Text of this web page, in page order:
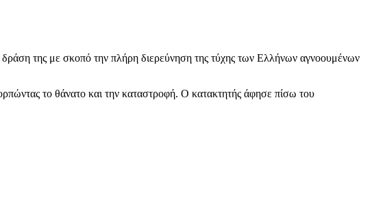
της με σκοπό την πλήρη διερεύνηση της τύχης των Ελλήνων αγνοουμένων
το θάνατο και την καταστροφή. Ο κατακτητής άφησε πίσω του